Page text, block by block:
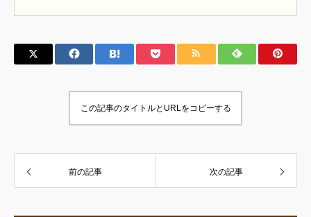
この記事のタイトルとURLをコピーする
前の記事 次の記事